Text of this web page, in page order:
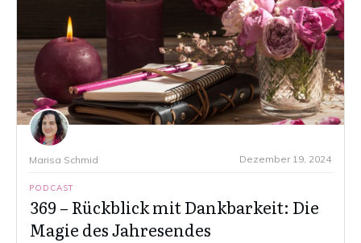
Marisa Schmid Dezember 19, 2024
PODCAST
369 – Rückblick mit Dankbarkeit: Die
Magie des Jahresendes